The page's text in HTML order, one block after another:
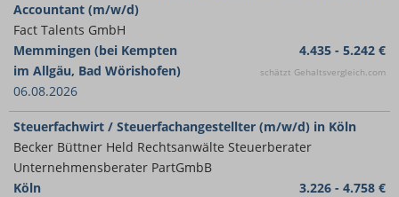
Accountant (m/w/d)
Fact Talents GmbH
Memmingen (bei Kempten
im Allgäu, Bad Wörishofen)
06.08.2026
4.435 - 5.242 €
schätzt Gehaltsvergleich.com
Steuerfachwirt / Steuerfachangestellter (m/w/d) in Köln
Becker Büttner Held Rechtsanwälte Steuerberater
Unternehmensberater PartGmbB
Köln
3.226 - 4.758 €